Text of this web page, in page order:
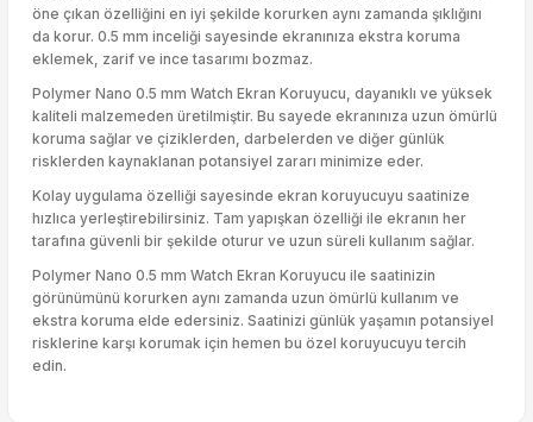
öne çıkan özelliğini en iyi şekilde korurken aynı zamanda şıklığını
da korur. 0.5 mm inceliği sayesinde ekranınıza ekstra koruma
eklemek, zarif ve ince tasarımı bozmaz.
Polymer Nano 0.5 mm Watch Ekran Koruyucu, dayanıklı ve yüksek
kaliteli malzemeden üretilmiştir. Bu sayede ekranınıza uzun ömürlü
koruma sağlar ve çiziklerden, darbelerden ve diğer günlük
risklerden kaynaklanan potansiyel zararı minimize eder.
Kolay uygulama özelliği sayesinde ekran koruyucuyu saatinize
hızlıca yerleştirebilirsiniz. Tam yapışkan özelliği ile ekranın her
tarafına güvenli bir şekilde oturur ve uzun süreli kullanım sağlar.
Polymer Nano 0.5 mm Watch Ekran Koruyucu ile saatinizin
görünümünü korurken aynı zamanda uzun ömürlü kullanım ve
ekstra koruma elde edersiniz. Saatinizi günlük yaşamın potansiyel
risklerine karşı korumak için hemen bu özel koruyucuyu tercih
edin.